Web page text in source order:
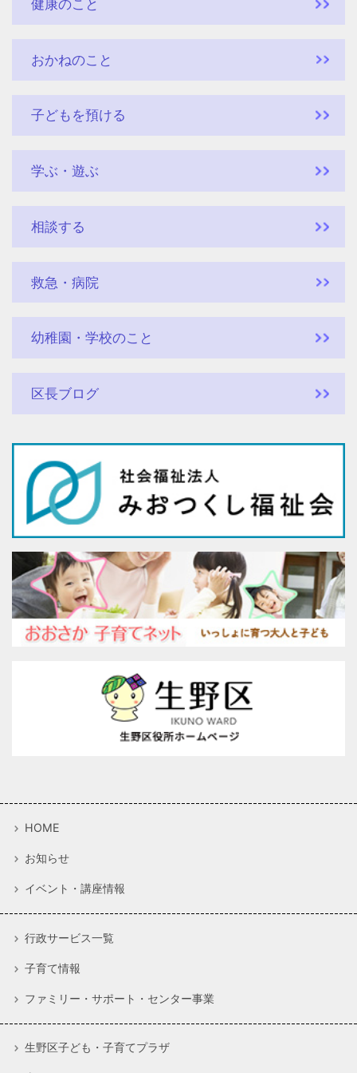
健康のこと
おかねのこと
子どもを預ける
学ぶ・遊ぶ
相談する
救急・病院
幼稚園・学校のこと
区長ブログ
HOME
お知らせ
イベント・講座情報
行政サービス一覧
子育て情報
ファミリー・サポート・センター事業
生野区子ども・子育てプラザ